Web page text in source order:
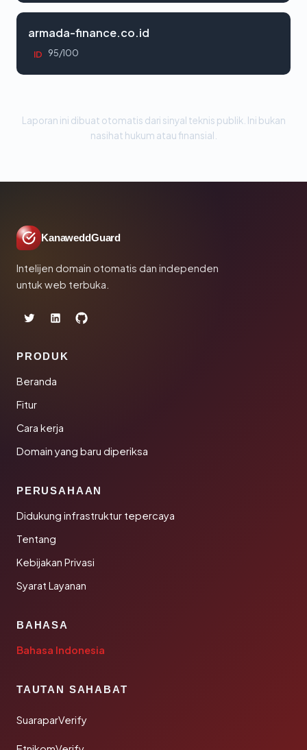
armada-finance.co.id
ID 95/100
Laporan ini dibuat otomatis dari sinyal teknis publik. Ini bukan
nasihat hukum atau finansial.
KanaweddGuard
Intelijen domain otomatis dan independen
untuk web terbuka.
PRODUK
Beranda
Fitur
Cara kerja
Domain yang baru diperiksa
PERUSAHAAN
Didukung infrastruktur tepercaya
Tentang
Kebijakan Privasi
Syarat Layanan
BAHASA
Bahasa Indonesia
TAUTAN SAHABAT
SuaraparVerify